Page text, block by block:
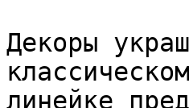
Декоры
линейке